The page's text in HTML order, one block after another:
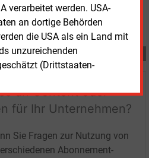
verarbeitet werden. USA-
an dortige Behörden
die USA als ein Land mit
unzureichenden
(Drittstaaten-
Grid X neue Partner und eine
an Content oder
für Ihr Unternehmen?
Sie Fragen zur Nutzung von
Abonnement-